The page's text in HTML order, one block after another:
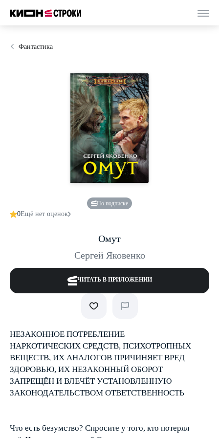
Фантастика
По подписке
0Ещё нет оценок
Омут
Сергей Яковенко
ЧИТАТЬ В ПРИЛОЖЕНИИ
НЕЗАКОННОЕ ПОТРЕБЛЕНИЕ
НАРКОТИЧЕСКИХ СРЕДСТВ, ПСИХОТРОПНЫХ
ВЕЩЕСТВ, ИХ АНАЛОГОВ ПРИЧИНЯЕТ ВРЕД
ЗДОРОВЬЮ, ИХ НЕЗАКОННЫЙ ОБОРОТ
ЗАПРЕЩЁН И ВЛЕЧЁТ УСТАНОВЛЕННУЮ
ЗАКОНОДАТЕЛЬСТВОМ ОТВЕТСТВЕННОСТЬ
Что есть безумство? Спросите у того, кто потерял